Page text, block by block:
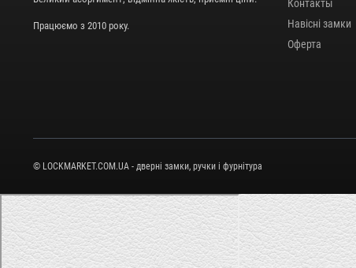
Працюємо з 2010 року.
Контакты
Навісні замки
Оферта
© LOCKMARKET.COM.UA - дверні замки, ручки і фурнітура